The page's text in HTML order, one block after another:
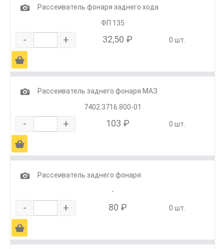
1
Рассеиватель фонаря заднего хода
ФП 135
- + 32,50 ₽ 0 шт.
Ä
1
Рассеиватель заднего фонаря МАЗ
7402.3716.800-01
- + 103 ₽ 0 шт.
Ä
1
Рассеиватель заднего фонаря
-
- + 80 ₽ 0 шт.
Ä